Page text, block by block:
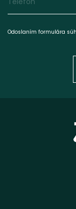
Odoslaním formulára